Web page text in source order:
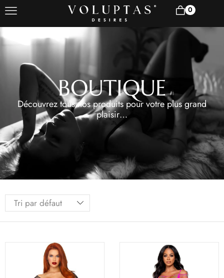
0
BOUTIQUE
Découvrez tous nos produits pour votre plus grand
plaisir…